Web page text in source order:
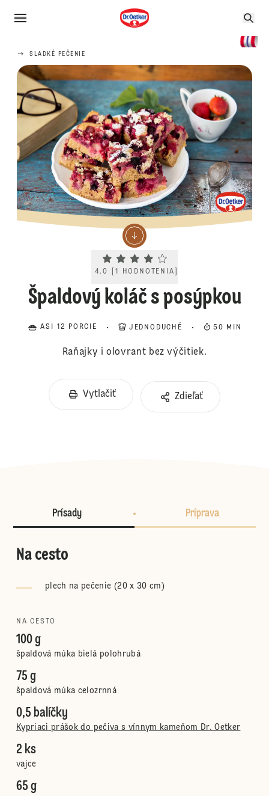
SLADKÉ PEČENIE
Current rating 4.0. Click to rate.
4.0 1 HODNOTENIA
Špaldový koláč s posýpkou
ASI 12 PORCIE JEDNODUCHÉ 50 MIN
Raňajky i olovrant bez výčitiek.
Vytlačiť Zdieľať
Prísady Príprava
Na cesto
plech na pečenie (20 x 30 cm)
NA CESTO
100 g
špaldová múka bielá polohrubá
75 g
špaldová múka celozrnná
0,5 balíčky
Kypriaci prášok do pečiva s vínnym kameňom Dr. Oetker
2 ks
vajce
65 g